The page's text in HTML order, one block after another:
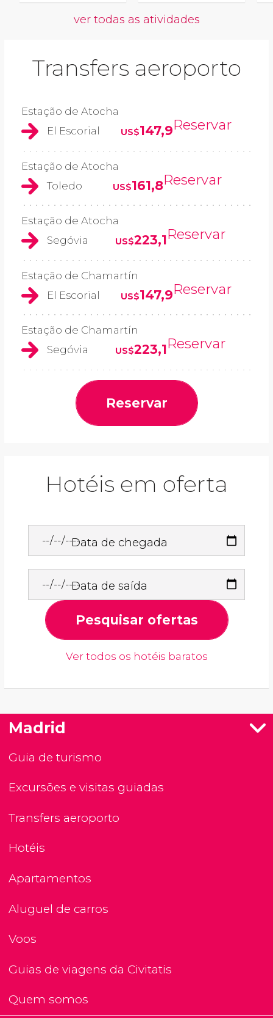
ver todas as atividades
Transfers aeroporto
Estação de Atocha
El Escorial
US$147,9Reservar
Estação de Atocha
Toledo
US$161,8Reservar
Estação de Atocha
Segóvia
US$223,1Reservar
Estação de Chamartín
El Escorial
US$147,9Reservar
Estação de Chamartín
Segóvia
US$223,1Reservar
Reservar
Hotéis em oferta
Data de chegada
Data de saída
Pesquisar ofertas
Ver todos os hotéis baratos
Madrid
Guia de turismo
Excursões e visitas guiadas
Transfers aeroporto
Hotéis
Apartamentos
Aluguel de carros
Voos
Guias de viagens da Civitatis
Quem somos